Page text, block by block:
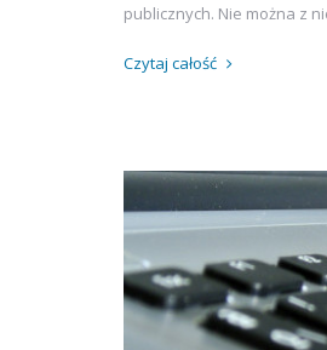
publicznych. Nie można z
Czytaj całość